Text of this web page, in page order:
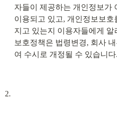
자들이 제공하는 개인정보가
이용되고 있고, 개인정보보
지고 있는지 이용자들에게
보호정책은 법령변경, 회사
여 수시로 개정될 수 있습니다.